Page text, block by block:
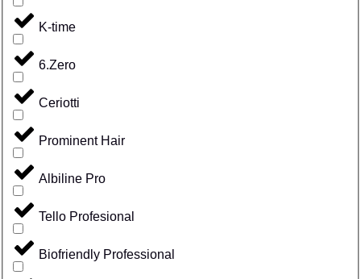
K-time
6.Zero
Ceriotti
Prominent Hair
Albiline Pro
Tello Profesional
Biofriendly Professional